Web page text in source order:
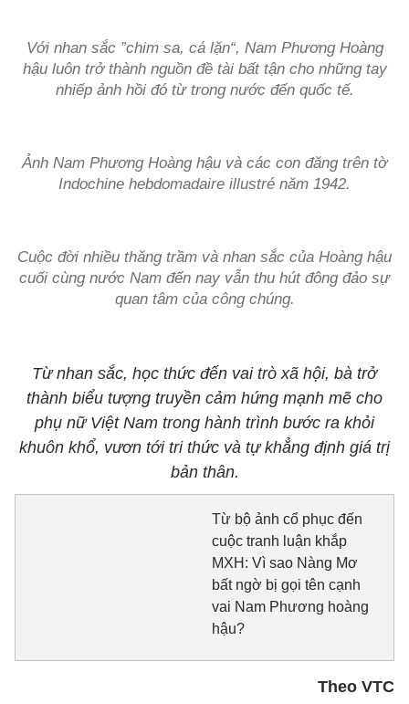
Với nhan sắc ”chim sa, cá lặn“, Nam Phương Hoàng
hậu luôn trở thành nguồn đề tài bất tận cho những tay
nhiếp ảnh hồi đó từ trong nước đến quốc tế.
Ảnh Nam Phương Hoàng hậu và các con đăng trên tờ
Indochine hebdomadaire illustré năm 1942.
Cuộc đời nhiều thăng trầm và nhan sắc của Hoàng hậu
cuối cùng nước Nam đến nay vẫn thu hút đông đảo sự
quan tâm của công chúng.
Từ nhan sắc, học thức đến vai trò xã hội, bà trở
thành biểu tượng truyền cảm hứng mạnh mẽ cho
phụ nữ Việt Nam trong hành trình bước ra khỏi
khuôn khổ, vươn tới tri thức và tự khẳng định giá trị
bản thân.
Từ bộ ảnh cổ phục đến
cuộc tranh luận khắp
MXH: Vì sao Nàng Mơ
bất ngờ bị gọi tên cạnh
vai Nam Phương hoàng
hậu?
Theo VTC